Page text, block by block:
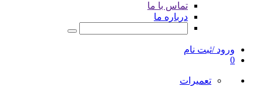
تماس با ما
درباره ما
ورود /ثبت نام
0
تعمیرات